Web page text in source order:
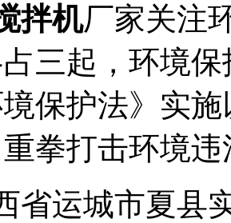
拌机厂家关注
三起，环境
保护法》实
拳打击环境
运城市夏县